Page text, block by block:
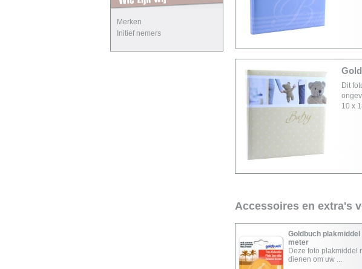
Merken
Initief nemers
Dit
10 x
Accessoires en extra's
Goldbuch plakmiddel
meter
Deze foto plakmiddel
dienen om uw ...